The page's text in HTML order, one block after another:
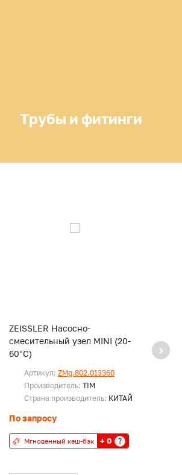
Трубы и фитинги
ZEISSLER Насосно-
смесительный узел MINI (20-
60°C)
Артикул:ZMg.802.013360
Производитель:TIM
Страна производитель: КИТАЙ
По запросу
Мгновенный кеш-бэк + 0 ?